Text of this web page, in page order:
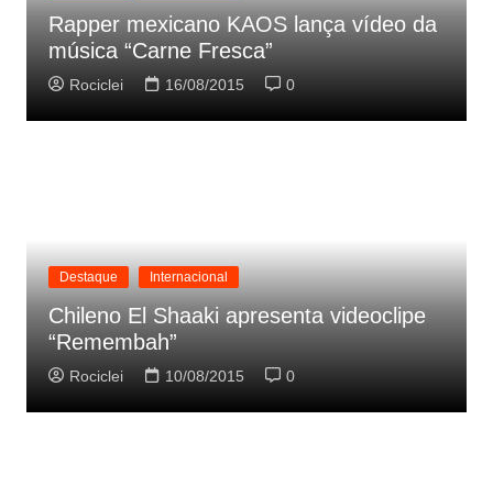
Rapper mexicano KAOS lança vídeo da
música “Carne Fresca”
Rociclei 16/08/2015 0
Destaque Internacional
Chileno El Shaaki apresenta videoclipe
“Remembah”
Rociclei 10/08/2015 0